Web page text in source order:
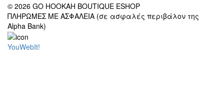
© 2026 GO HOOKAH BOUTIQUE ESHOP
ΠΛΗΡΩΜΕΣ ΜΕ ΑΣΦΑΛΕΙΑ (σε ασφαλές περιβάλον της
Alpha Bank)
YouWebIt!